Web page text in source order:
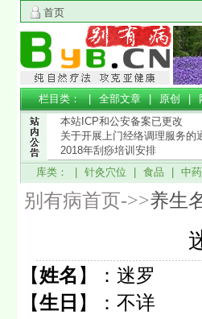
首页
栏目类： |全部文章|原创|
本站ICP和公安备案已更改
关于开展上门经络调理服务的
2018年刮痧培训安排
库类： | 针灸穴位 食品 中
别有病首页->>养生
【姓名 】： 迷罗
【生日 】： 不详